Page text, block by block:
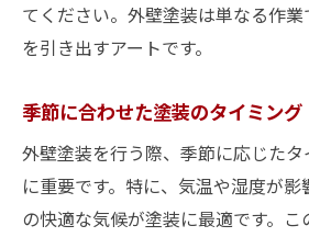
てください。外壁塗装は単なる作
を引き出すアートです。
季節に合わせた塗装のタイミング
外壁塗装を行う際、季節に応じた
に重要です。特に、気温や湿度が
の快適な気候が塗装に最適です。